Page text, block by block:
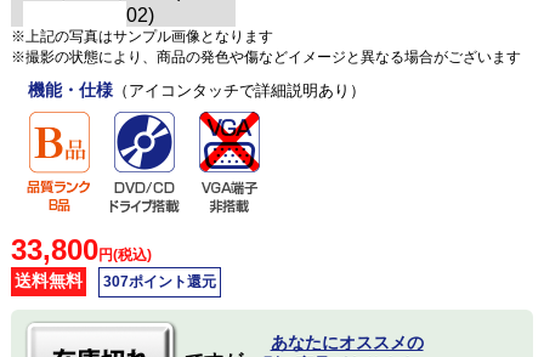
※上記の写真はサンプル画像となります
※撮影の状態により、商品の発色や傷などイメージと異なる場合がございます
機能・仕様（アイコンタッチで詳細説明あり）
33,800円(税込)
送料無料 307ポイント還元
あなたにオススメの